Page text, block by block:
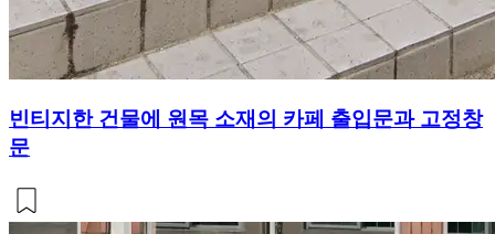
빈티지한 건물에 원목 소재의 카페 출입문과 고정창
문